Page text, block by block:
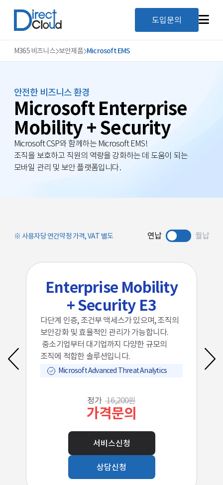
도입문의
M365 비즈니스 보안제품 Microsoft EMS
안전한 비즈니스 환경
Microsoft Enterprise
Mobility + Security
Microsoft CSP와 함께하는 Microsoft EMS!
조직을 보호하고 직원의 역량을 강화하는 데 도움이 되는
모바일 관리 및 보안 플랫폼입니다.
사용자당 연간약정 가격,VAT 별도 연납 월납
Enterprise Mobility
+ Security E3
다단계 인증, 조건부 액세스가 있으며, 조직의
보안강화 및 효율적인 관리가 가능합니다.
중소기업부터 대기업까지 다양한 규모의
조직에 적합한 솔루션입니다.
Microsoft Advanced Threat Analytics
정가 16,200원
가격문의
서비스신청
상담신청